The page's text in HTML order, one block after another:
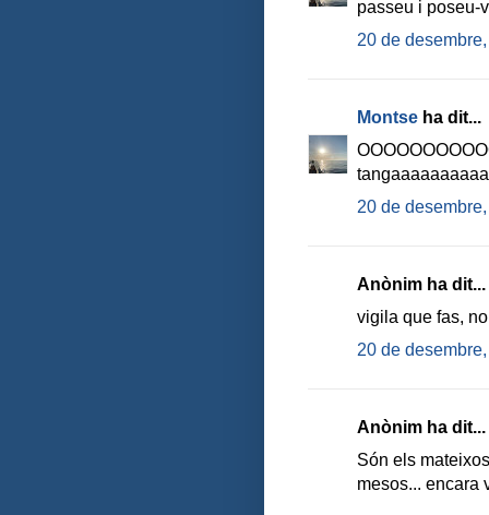
passeu i poseu-
20 de
Montse ha dit...
20 de
Anònim ha dit...
vigila que fas,
20 de
Anònim ha dit...
Són els
mesos... encara